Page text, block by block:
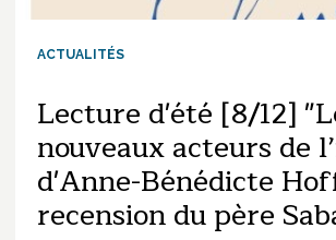
ACTUALITÉS
Lecture d'été [8/12]
nouveaux acteurs de
d'Anne-Bénédicte
recension du père